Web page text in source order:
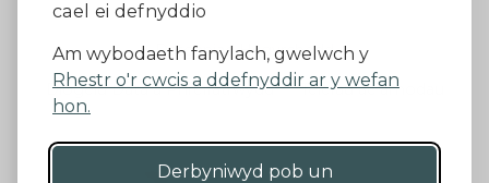
cael ei defnyddio
Am wybodaeth fanylach, gwelwch y
Rhestr o'r cwcis a ddefnyddir ar y wefan
hon.
Derbyniwyd pob un
Datganiad Hygyrchedd
Diogelu Data a Phreifatrwydd
Telerau ac amodau